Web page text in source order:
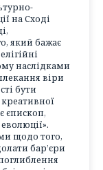
на Сході
який бажає
наслідками
віри
бути
креативної
єпископ,
щодо того,
бар’єри